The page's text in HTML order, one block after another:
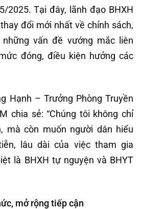
2025. Tại đây, lãnh đạo BHXH
đổi mới nhất về chính sách,
vấn đề vướng mắc liên
đóng, điều kiện hưởng các
Hạnh – Trưởng Phòng Truyền
chia sẻ: “Chúng tôi không chỉ
mà còn muốn người dân hiểu
lâu dài của việc tham gia
là BHXH tự nguyện và BHYT
mở rộng tiếp cận